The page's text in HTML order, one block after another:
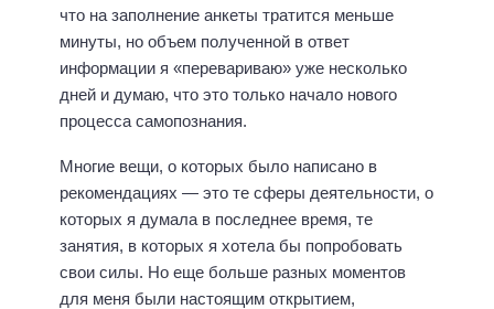
что на заполнение анкеты тратится меньше
минуты, но объем полученной в ответ
информации я «перевариваю» уже несколько
дней и думаю, что это только начало нового
процесса самопознания.
Многие вещи, о которых было написано в
рекомендациях — это те сферы деятельности, о
которых я думала в последнее время, те
занятия, в которых я хотела бы попробовать
свои силы. Но еще больше разных моментов
для меня были настоящим открытием,